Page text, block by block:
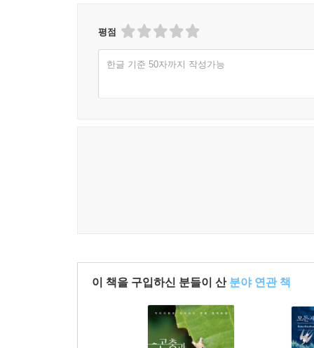
평점
한글 기준 50자까지 작성가능
이 책을 구입하신 분들이 산 분야 연관 책